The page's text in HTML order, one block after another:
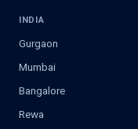
INDIA
Gurgaon
Mumbai
Bangalore
Rewa